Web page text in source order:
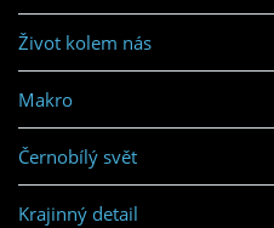
Život kolem nás
Makro
Černobílý svět
Krajinný detail